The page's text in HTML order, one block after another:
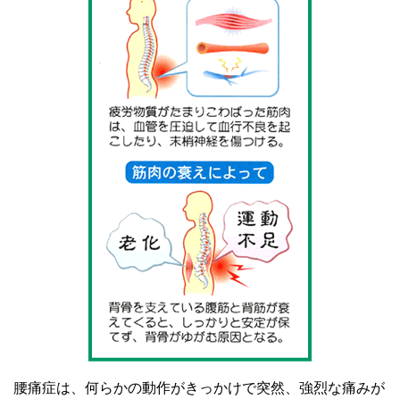
腰痛症は、何らかの動作がきっかけで突然、強烈な痛みが